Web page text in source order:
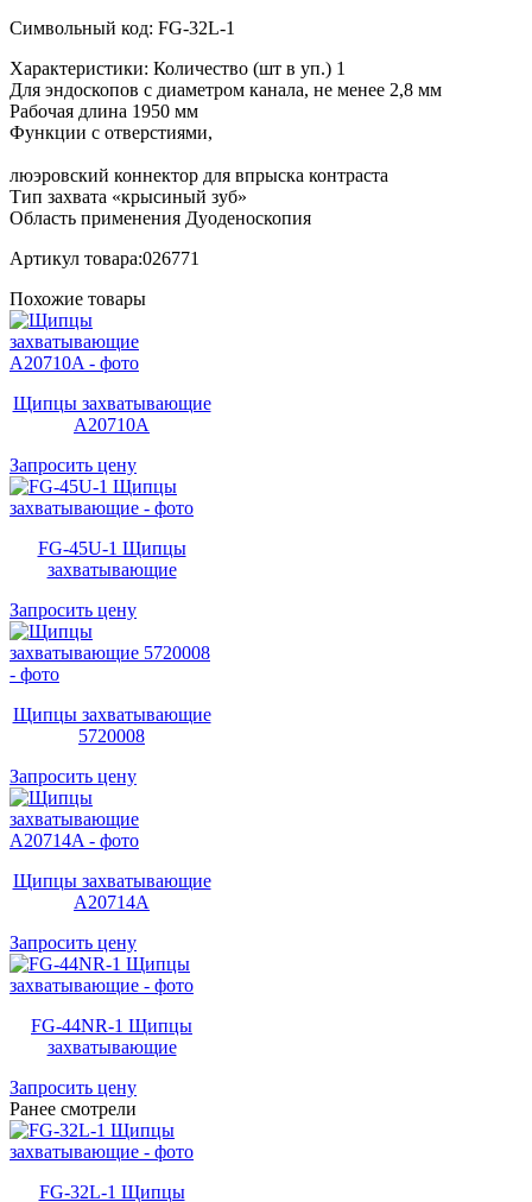
Символьный код: FG-32L-1
Характеристики: Количество (шт в уп.) 1
Для эндоскопов с диаметром канала, не менее 2,8 мм
Рабочая длина 1950 мм
Функции с отверстиями,
люэровский коннектор для впрыска контраста
Тип захвата «крысиный зуб»
Область применения Дуоденоскопия
Артикул товара:026771
Похожие товары
Щипцы захватывающие
A20710A
Запросить цену
FG-45U-1 Щипцы
захватывающие
Запросить цену
Щипцы захватывающие
5720008
Запросить цену
Щипцы захватывающие
A20714A
Запросить цену
FG-44NR-1 Щипцы
захватывающие
Запросить цену
Ранее смотрели
FG-32L-1 Щипцы